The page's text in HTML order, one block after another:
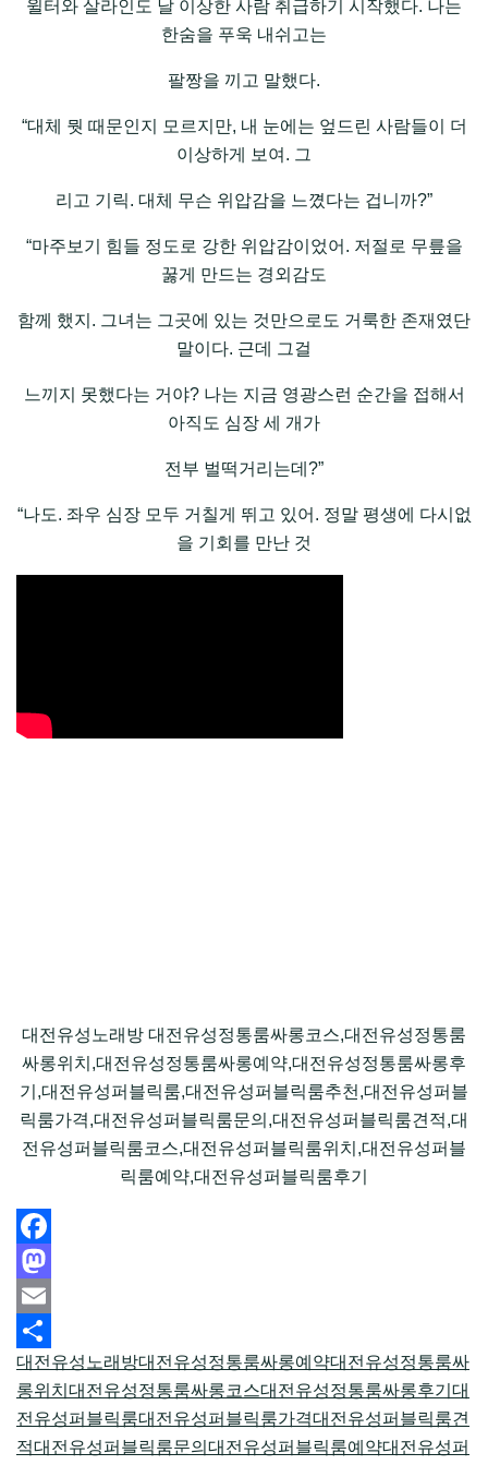
윌터와 살라인도 날 이상한 사람 취급하기 시작했다. 나는
한숨을 푸욱 내쉬고는
팔짱을 끼고 말했다.
“대체 뭣 때문인지 모르지만, 내 눈에는 엎드린 사람들이 더
이상하게 보여. 그
리고 기릭. 대체 무슨 위압감을 느꼈다는 겁니까?”
“마주보기 힘들 정도로 강한 위압감이었어. 저절로 무릎을
꿇게 만드는 경외감도
함께 했지. 그녀는 그곳에 있는 것만으로도 거룩한 존재였단
말이다. 근데 그걸
느끼지 못했다는 거야? 나는 지금 영광스런 순간을 접해서
아직도 심장 세 개가
전부 벌떡거리는데?”
“나도. 좌우 심장 모두 거칠게 뛰고 있어. 정말 평생에 다시없
을 기회를 만난 것
대전유성노래방 대전유성정통룸싸롱코스,대전유성정통룸
싸롱위치,대전유성정통룸싸롱예약,대전유성정통룸싸롱후
기,대전유성퍼블릭룸,대전유성퍼블릭룸추천,대전유성퍼블
릭룸가격,대전유성퍼블릭룸문의,대전유성퍼블릭룸견적,대
전유성퍼블릭룸코스,대전유성퍼블릭룸위치,대전유성퍼블
릭룸예약,대전유성퍼블릭룸후기
Facebook
Mastodon
Email
Share
대전유성노래방대전유성정통룸싸롱예약대전유성정통룸싸
롱위치 대전유성정통룸싸롱코스대전유성정통룸싸롱후기 대
전유성퍼블릭룸대전유성퍼블릭룸가격대전유성퍼블릭룸견
적대전유성퍼블릭룸문의 대전유성퍼블릭룸예약대전유성퍼